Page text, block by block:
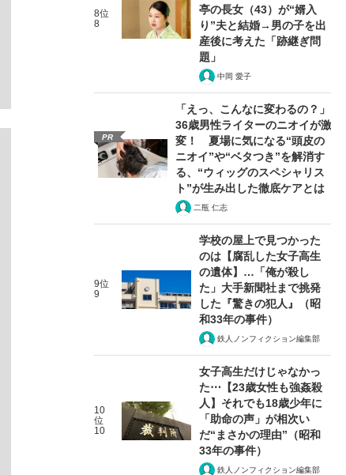
8位
8
亭の長女（43）が“婿入
り”夫と結婚→男の子を出
産後に考えた「跡継ぎ問
題」
中岡 愛子
PR
「えっ、こんなに変わるの？」
36歳男性ライターのニオイが激
変！ 夏場に気になる“頭皮の
ニオイ”や“ベタつき”を解消す
る、“ウィッグのスペシャリス
ト”が生み出した徹底ケアとは
二瓶 仁志
9位
9
学校の屋上で見つかった
のは【腐乱した女子高生
の遺体】…「俺が殺し
た」大手新聞社まで挑発
した『驚きの犯人』（昭
和33年の事件）
鉄人ノンフィクション編集部
10
位
10
女子高生だけじゃなかっ
た⋯【23歳女性も強姦殺
人】それでも18歳少年に
「助命の声」が相次い
だ“まさかの理由”（昭和
33年の事件）
鉄人ノンフィクション編集部